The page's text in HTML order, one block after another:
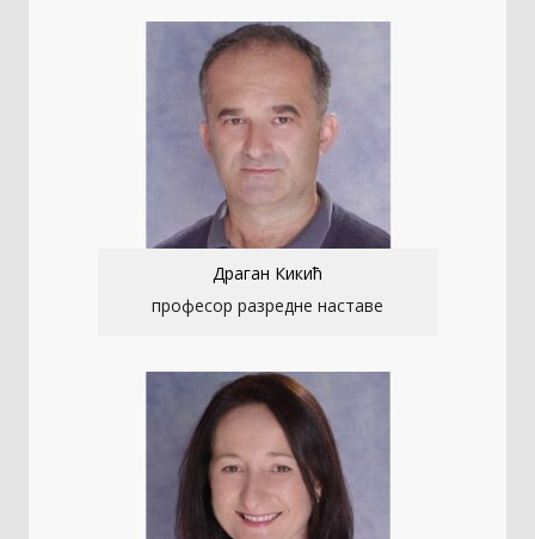
Драган Кикић
професор разредне наставе